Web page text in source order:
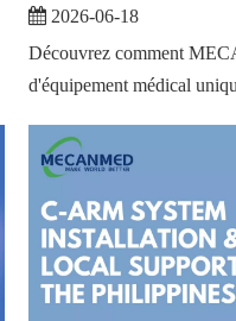
2026-06-18
Découvrez comment
d'équipement médical